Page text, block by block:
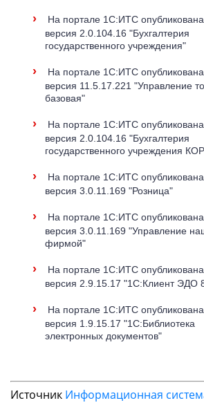
›
На портале 1С:ИТС
версия 2.0.104.16 "Бухгалтерия
государственного учреждения"
›
На портале 1С:ИТС
версия 11.5.17.221 "Управление
базовая"
›
На портале 1С:ИТС
версия 2.0.104.16 "Бухгалтерия
государственного учреждения
›
На портале 1С:ИТС
версия 3.0.11.169 "Розница"
›
На портале 1С:ИТС
версия 3.0.11.169 "Управление
фирмой"
›
На портале 1С:ИТС
версия 2.9.15.17 "1С:Клиент ЭДО
›
На портале 1С:ИТС
версия 1.9.15.17 "1С:Библиотека
электронных документов"
Источник Информационная